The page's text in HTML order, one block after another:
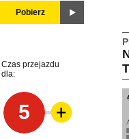
Pobierz
Czas przejazdu
dla:
5